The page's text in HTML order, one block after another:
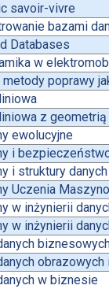
savoir-vivre
bazami
Databases
w
metody poprawy
z geometrią
ewolucyjne
i
i struktury danych
Uczenia
w inżynierii
w inżynierii
w biznesie